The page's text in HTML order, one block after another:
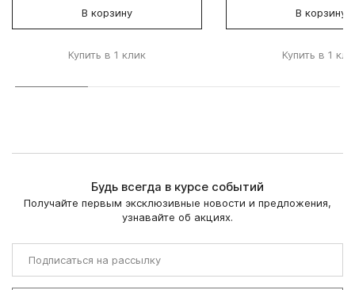
В корзину
Купить в 1 клик
В корзину
Купить в 1
Будь всегда в курсе событий
Получайте первым эксклюзивные новости и предложения,
узнавайте об акциях.